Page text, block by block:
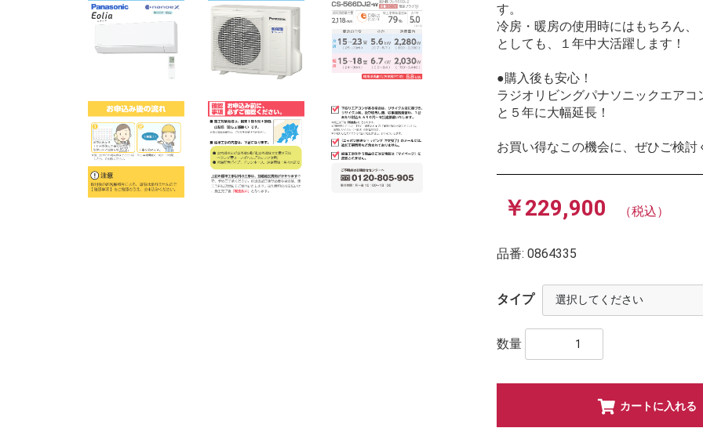
す。
冷房・暖房の使用時にはもちろん
としても、１年中大活躍します！
●購入後も安心！
ラジオリビングパナソニックエア
と５年に大幅延長！
お買い得なこの機会に、ぜひご検討
￥229,900 （税込）
品番: 0864335
タイプ
数量
カートに入れる